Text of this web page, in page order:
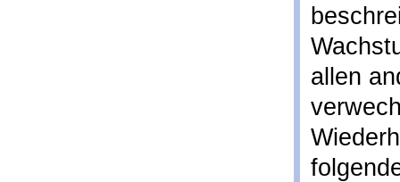
allen